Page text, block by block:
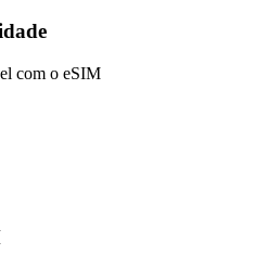
com o eSIM